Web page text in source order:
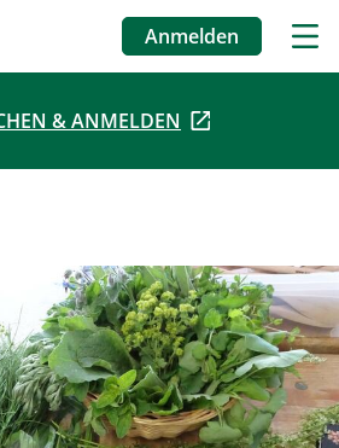
Direkt
Benutzermenü
Anmelden
& ANMELDEN